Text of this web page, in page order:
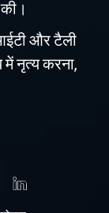
और टैली
नृत्य करना,